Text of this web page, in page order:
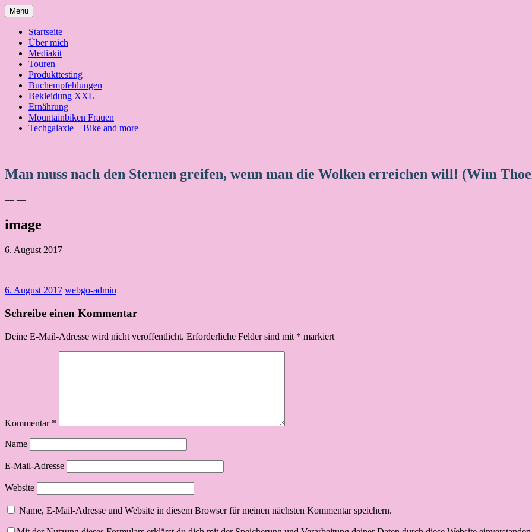
Skip
to
content
Menu
Startseite
Über mich
Mediakit
Touren
Produkttesting
Buchempfehlungen
Bekleidung XXL
Ernährung
Mountainbiken Frauen
Techgalaxie – Bike and more
Man muss nach den Sternen greifen, wenn man die Wolken erreichen will! (Wim
— —
image
6. August 2017
6. August 2017 webgo-admin
Schreibe einen Kommentar
Deine E-Mail-Adresse wird nicht veröffentlicht. Erforderliche Felder sind mit * markiert
Kommentar *
Name
E-Mail-Adresse
Website
Name, E-Mail-Adresse und Website in diesem Browser für meinen nächsten Kommentar speichern.